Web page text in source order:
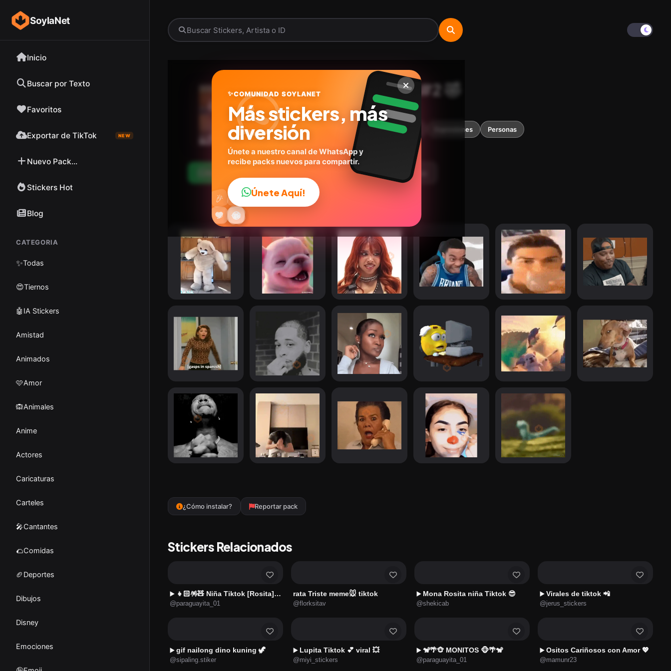
SoylaNet
Inicio
Buscar por Texto
Favoritos
Exportar de TikTok NEW
Nuevo Pack...
Stickers Hot
Blog
CATEGORIA
✨Todas
😍Tiernos
🤖IA Stickers
Amistad
Animados
🩷Amor
🙉Animales
Anime
Actores
Caricaturas
Carteles
🎤Cantantes
🌮Comidas
🏈Deportes
Dibujos
Disney
Emociones
Gif virales del Tiktok #2 🤣
soylanet.com
17stickers Memes Humor Expresiones Personas
Agregar a favoritos
¿Cómo instalar? Reportar pack
Stickers Relacionados
▶️ 👧🏻🪅🧸 Niña Tiktok [Rosita] 👧🏻🪅🧸
@paraguayita_01
rata Triste meme🐭 tiktok
@florksitav
▶️ Mona Rosita niña Tiktok 😎
@shekicab
▶️ Virales de tiktok 📲
@jerus_stickers
▶️ gif nailong dino kuning 🦖
@sipaling.stiker
▶️ Lupita Tiktok 💕 viral 💥
@miyi_stickers
▶️ 🐒🌴🐵 MONITOS 🐵🌴🐒
@paraguayita_01
▶️ Ositos Cariñosos con Amor 💖
@mamunr23
😎
😂
🔥
💬
❤️ ✨
🤩
😜
🎉 👍
✨COMUNIDAD SOYLANET
Más stickers, más
diversión
Únete a nuestro canal de WhatsApp y
recibe packs nuevos para compartir.
Únete Aquí!